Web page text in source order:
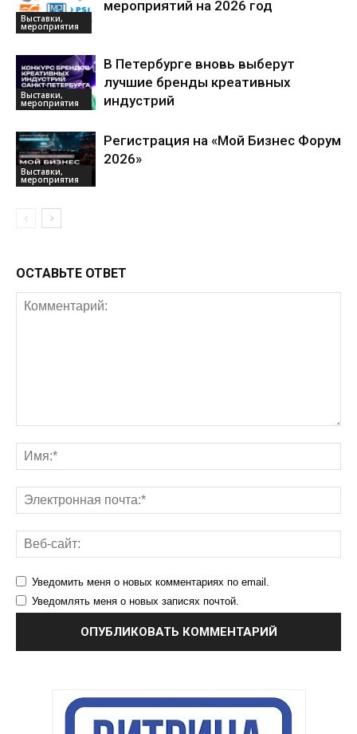
Выставки,
мероприятия
мероприятий на 2026 год
Выставки,
мероприятия
В Петербурге вновь выберут
лучшие бренды креативных
индустрий
Выставки,
мероприятия
Регистрация на «Мой Бизнес Форум
2026»
ОСТАВЬТЕ ОТВЕТ
Уведомить меня о новых комментариях по email.
Уведомлять меня о новых записях почтой.